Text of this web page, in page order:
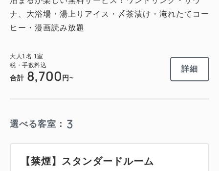
ナ、大浴場・湯上りアイス・〆茶漬け・淹れたてコー
ヒー・漫画読み放題
大人 1名 1室
税・手数料込
合計 8,700 円~
詳細
選べる客室： 3
【禁煙】スタンダードルーム